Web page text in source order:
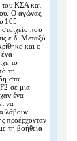
του ΚΣΑ και
Ο αγώνας,
105
στοιχείο που
ε.δ. Μεταξύ
και ο
το
τη
στα
σε μια
ένα
να
λάβουν
προέρχονταν
τη βοήθεια